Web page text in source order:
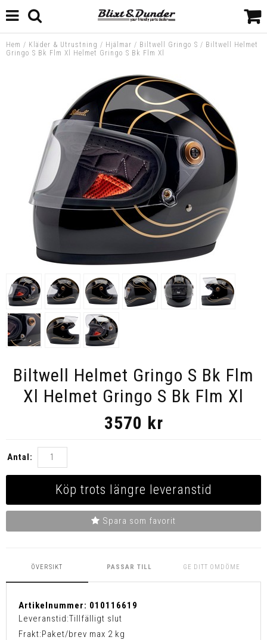
Hem / Kläder & Utrustning / Hjälmar / Biltwell Gringo S / Biltwell Helmet
Gringo S Bk Flm Xl Helmet Gringo S Bk Flm Xl
Biltwell Helmet Gringo S Bk Flm
Xl Helmet Gringo S Bk Flm Xl
3570 kr
Antal:
Köp trots längre leveranstid
Spara som favorit
ÖVERSIKT PASSAR TILL GE DITT OMDÖME
Artikelnummer: 010116619
Leveranstid:Tillfälligt slut
Frakt:Paket/brev max 2 kg